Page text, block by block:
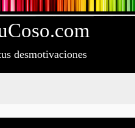
Coso.com
desmotivaciones